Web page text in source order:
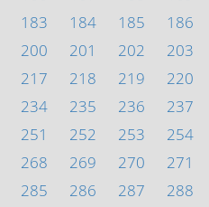
183 184 185 186
200 201 202 203
217 218 219 220
234 235 236 237
251 252 253 254
268 269 270 271
285 286 287 288